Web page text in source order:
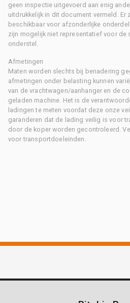
geen inspectie uitgevoerd aan enig
uitdrukkelijk in dit document vermeld. Er
beschikbaar voor afzonderlijke
zijn mogelijk niet representatief voor de
onderstel.
Afmetingen
Maten worden slechts bij benadering
afmetingen onder belasting kunnen
van de vrachtwagen/aanhanger en de
geladen machine. Het is de
ladingen te meten voordat deze onze
garanderen dat de lading veilig is voor
door de koper worden gecontroleerd.
voor transportdoeleinden.